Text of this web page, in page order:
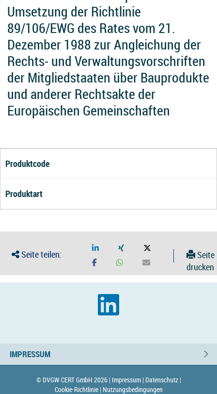
Umsetzung der Richtlinie
89/106/EWG des Rates vom 21.
Dezember 1988 zur Angleichung der
Rechts- und Verwaltungsvorschriften
der Mitgliedstaaten über Bauprodukte
und anderer Rechtsakte der
Europäischen Gemeinschaften
Produktcode
Produktart
Seite teilen:
Seite
drucken
IMPRESSUM
© DVGW CERT GmbH 2026 | Impressum | Datenschutz |
Cookie-Richtlinie | Nutzungsbedingungen